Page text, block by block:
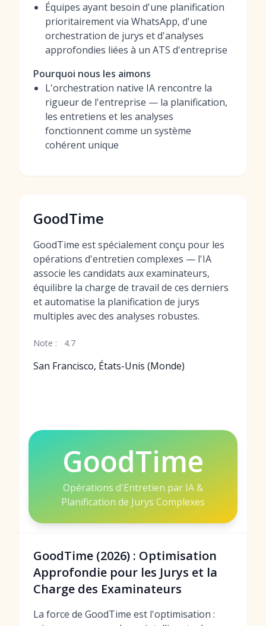
Équipes ayant besoin d'une planification
prioritairement via WhatsApp, d'une
orchestration de jurys et d'analyses
approfondies liées à un ATS d'entreprise
Pourquoi nous les aimons
L'orchestration native IA rencontre la
rigueur de l'entreprise — la planification,
les entretiens et les analyses
fonctionnent comme un système
cohérent unique
GoodTime
GoodTime est spécialement conçu pour les
opérations d'entretien complexes — l'IA
associe les candidats aux examinateurs,
équilibre la charge de travail de ces derniers
et automatise la planification de jurys
multiples avec des analyses robustes.
Note : 4.7
San Francisco, États-Unis (Monde)
GoodTime
Opérations d'Entretien par IA &
Planification de Jurys Complexes
GoodTime (2026) : Optimisation
Approfondie pour les Jurys et la
Charge des Examinateurs
La force de GoodTime est l'optimisation :